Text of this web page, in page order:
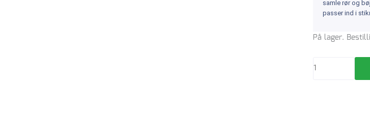
samle rør og
passer ind i
På lager.
Bøjning
/